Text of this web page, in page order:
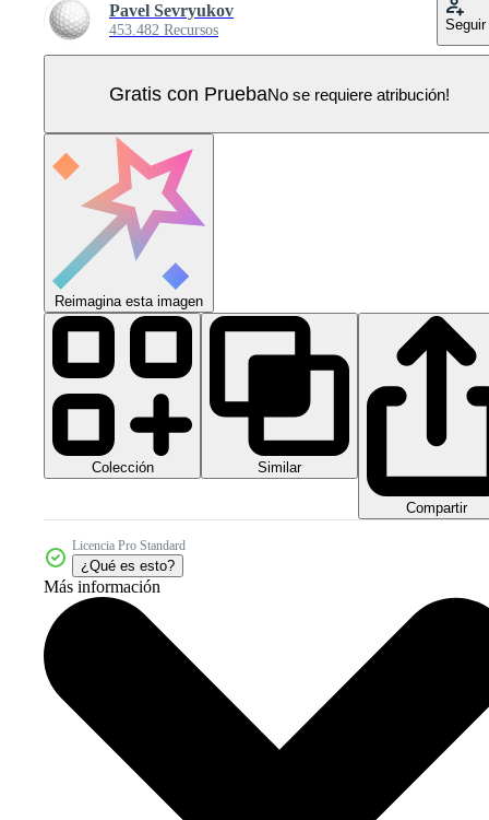
Pavel Sevryukov
453.482 Recursos Seguir
Gratis con PruebaNo se requiere atribución!
Reimagina esta imagen
Colección Similar
Compartir
Licencia Pro Standard
¿Qué es esto?
Más información